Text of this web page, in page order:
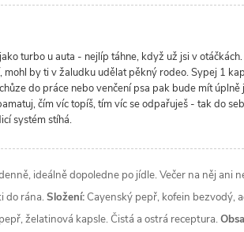
turbo u auta - nejlíp táhne, když už jsi v
mohl by ti v žaludku udělat pěkný rodeo. Sypej 1
do práce nebo venčení psa pak bude mít
čím víc topíš, tím víc se odpařuješ - tak do
systém stíhá.
ideálně dopoledne po jídle. Večer na něj ani
do rána.Složení: Cayenský pepř, kofein bezvodý,
želatinová kapsle. Čistá a ostrá receptura.